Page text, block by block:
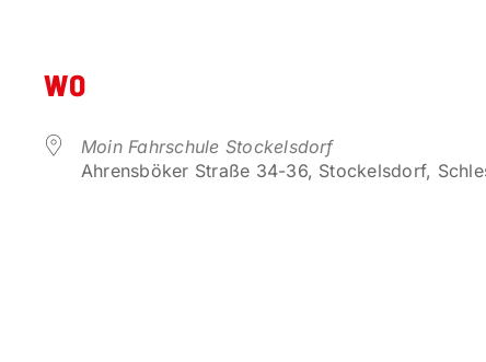
WO
Moin Fahrschule Stockelsdorf
Ahrensböker Straße 34-36, Stockelsdorf,